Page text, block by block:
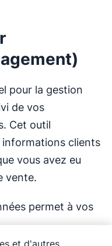
pour la gestion
de vos
Cet outil
informations clients
vous avez eu
vente.
permet à vos
et d'autres